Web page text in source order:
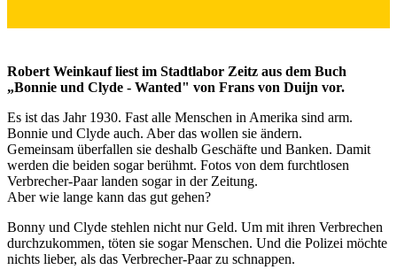
Robert Weinkauf liest im Stadtlabor Zeitz aus dem Buch
„Bonnie und Clyde - Wanted" von Frans von Duijn vor.
Es ist das Jahr 1930. Fast alle Menschen in Amerika sind arm.
Bonnie und Clyde auch. Aber das wollen sie ändern.
Gemeinsam überfallen sie deshalb Geschäfte und Banken. Damit
werden die beiden sogar berühmt. Fotos von dem furchtlosen
Verbrecher-Paar landen sogar in der Zeitung.
Aber wie lange kann das gut gehen?
Bonny und Clyde stehlen nicht nur Geld. Um mit ihren Verbrechen
durchzukommen, töten sie sogar Menschen. Und die Polizei möchte
nichts lieber, als das Verbrecher-Paar zu schnappen.